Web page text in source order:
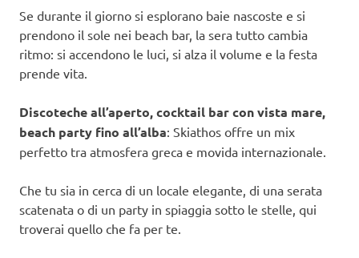
Se durante il giorno si esplorano baie nascoste e si
prendono il sole nei beach bar, la sera tutto cambia
ritmo: si accendono le luci, si alza il volume e la festa
prende vita.
Discoteche all’aperto, cocktail bar con vista mare,
beach party fino all’alba: Skiathos offre un mix
perfetto tra atmosfera greca e movida internazionale.
Che tu sia in cerca di un locale elegante, di una serata
scatenata o di un party in spiaggia sotto le stelle, qui
troverai quello che fa per te.